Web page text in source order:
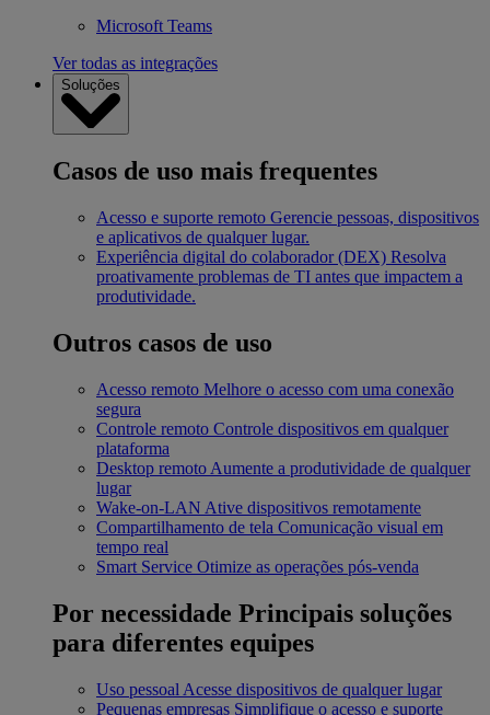
Microsoft Teams
Ver todas as integrações
Soluções
Casos de uso mais frequentes
Acesso e suporte remoto Gerencie pessoas, dispositivos
e aplicativos de qualquer lugar.
Experiência digital do colaborador (DEX) Resolva
proativamente problemas de TI antes que impactem a
produtividade.
Outros casos de uso
Acesso remoto Melhore o acesso com uma conexão
segura
Controle remoto Controle dispositivos em qualquer
plataforma
Desktop remoto Aumente a produtividade de qualquer
lugar
Wake-on-LAN Ative dispositivos remotamente
Compartilhamento de tela Comunicação visual em
tempo real
Smart Service Otimize as operações pós-venda
Por necessidade Principais soluções
para diferentes equipes
Uso pessoal Acesse dispositivos de qualquer lugar
Pequenas empresas Simplifique o acesso e suporte